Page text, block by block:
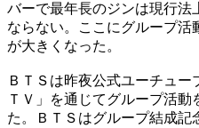
バーで最年長のジンは現行法
ならない。ここにグループ活
が大きくなった。
ＢＴＳは昨夜公式ユーチュー
ＴＶ」を通じてグループ活
た。ＢＴＳはグループ結成